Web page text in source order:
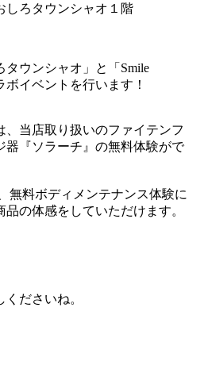
しろタウンシャオ１階
タウンシャオ」と「Smile
ボイベントを行います！
、当店取り扱いのファイテンフ
器『ソラーチ』の無料体験がで
無料ボディメンテナンス体験に
品の体感をしていただけます。
ださいね。